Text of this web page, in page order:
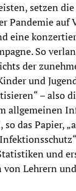
setzen
Pandemie auf
eine
So
der
und
– also
allgemeinen
so das Papier,
und
von Lehrern